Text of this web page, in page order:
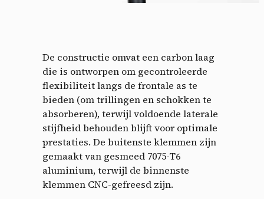
De constructie omvat een carbon laag
die is ontworpen om gecontroleerde
flexibiliteit langs de frontale as te
bieden (om trillingen en schokken te
absorberen), terwijl voldoende laterale
stijfheid behouden blijft voor optimale
prestaties. De buitenste klemmen zijn
gemaakt van gesmeed 7075-T6
aluminium, terwijl de binnenste
klemmen CNC-gefreesd zijn.